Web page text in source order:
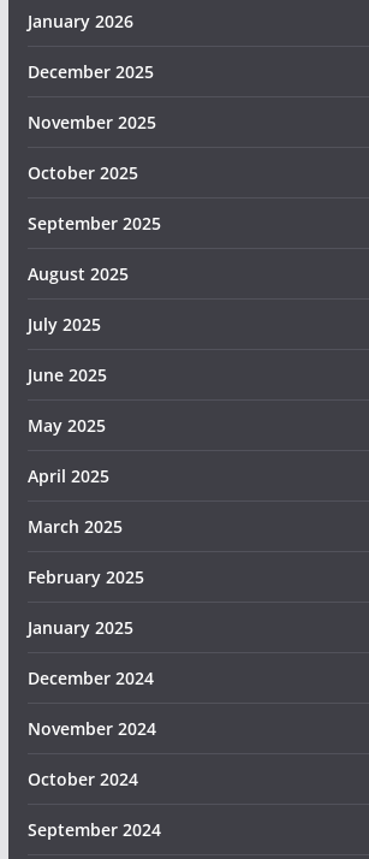
January 2026
December 2025
November 2025
October 2025
September 2025
August 2025
July 2025
June 2025
May 2025
April 2025
March 2025
February 2025
January 2025
December 2024
November 2024
October 2024
September 2024